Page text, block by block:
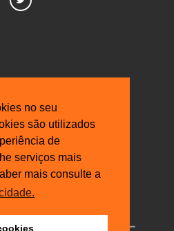
no seu
são utilizados
de
serviços mais
mais consulte a